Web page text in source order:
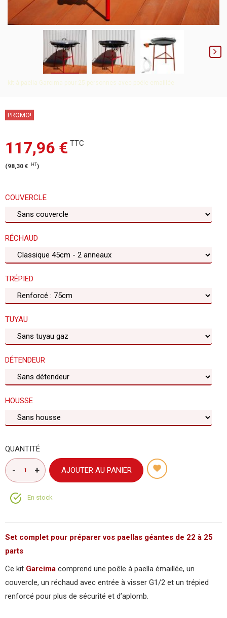
kit à paella Garcima pour 25 personnes avec poêle emaillée
PROMO!
117,96 € TTC
(98,30 € HT)
COUVERCLE
RÉCHAUD
TRÉPIED
TUYAU
DÉTENDEUR
HOUSSE
QUANTITÉ
AJOUTER AU PANIER
En stock
Set complet pour préparer vos paellas géantes de 22 à 25
parts
Ce kit Garcima comprend une poêle à paella émaillée, un
couvercle, un réchaud avec entrée à visser G1/2 et un trépied
renforcé pour plus de sécurité et d’aplomb.